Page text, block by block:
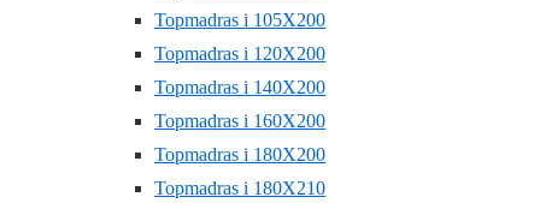
Topmadras i 105X200
Topmadras i 120X200
Topmadras i 140X200
Topmadras i 160X200
Topmadras i 180X200
Topmadras i 180X210